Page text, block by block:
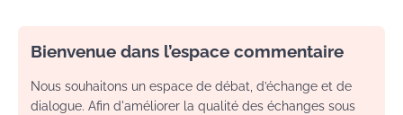
Bienvenue dans l’espace commentaire
Nous souhaitons un espace de débat, d’échange et de
dialogue. Afin d'améliorer la qualité des échanges sous